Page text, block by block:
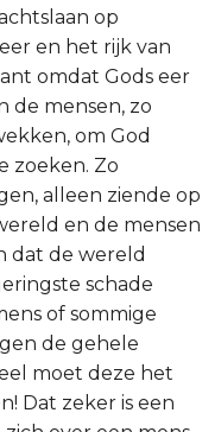
op
en het rijk van
omdat Gods eer
de mensen, zo
om God
zoeken. Zo
alleen ziende op
en de mensen
dat de wereld
schade
of sommige
de gehele
moet deze het
Dat zeker is een